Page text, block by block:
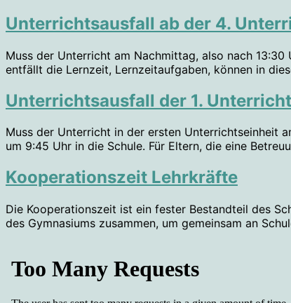
Unterrichtsausfall ab der 4.
Muss der Unterricht am Nachmittag, also nach 13:30
entfällt die Lernzeit, Lernzeitaufgaben, können in
Unterrichtsausfall der 1.
Muss der Unterricht in der ersten Unterrichtseinheit
um 9:45 Uhr in die Schule. Für Eltern, die eine
Kooperationszeit Lehrkräfte
Die Kooperationszeit ist ein fester Bestandteil des
des Gymnasiums zusammen, um gemeinsam an